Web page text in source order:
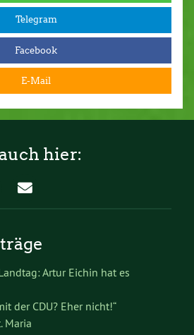
Telegram
Facebook
E-Mail
hier:
Artur Eichin hat es
der CDU? Eher nicht!“
Maria